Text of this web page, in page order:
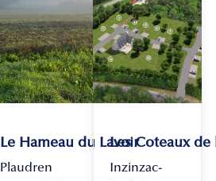
Le Hameau du Lavoir
Plaudren
Les Coteaux
Inzinzac-